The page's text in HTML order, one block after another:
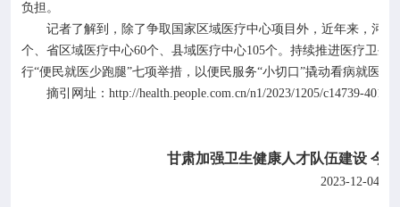
负担。
记者了解到，除了争取国家区域医疗中心项目外，近年来，河
个、省区域医疗中心60个、县域医疗中心105个。持续推进医疗卫生
行“便民就医少跑腿”七项举措，以便民服务“小切口”撬动看病就医“
摘引网址： http://health.people.com.cn/n1/2023/1205/c14739-
甘肃加强卫生健康人才队伍建设 今
2023-12-04